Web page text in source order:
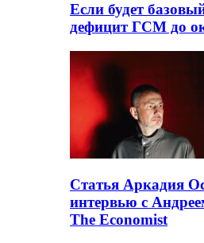
Если будет
дефицит ГСМ до
Статья Аркадия
интервью с
The Economist